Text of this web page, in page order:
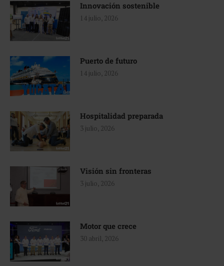
Innovación sostenible
14 julio, 2026
Puerto de futuro
14 julio, 2026
Hospitalidad preparada
3 julio, 2026
Visión sin fronteras
3 julio, 2026
Motor que crece
30 abril, 2026